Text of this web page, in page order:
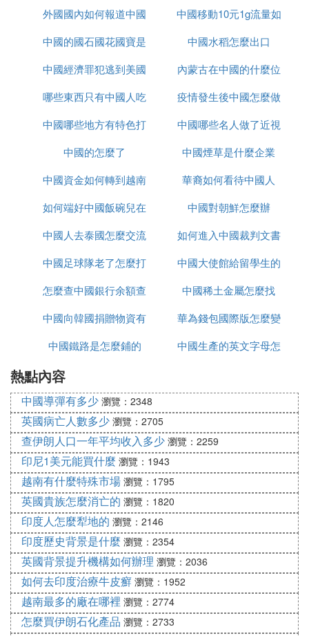
外國國內如何報道中國
疫情
中國移動10元1g流量如
何取消
中國的國石國花國寶是
什麼
中國水稻怎麼出口
中國經濟罪犯逃到美國
怎麼辦
內蒙古在中國的什麼位
置
哪些東西只有中國人吃
疫情發生後中國怎麼做
的
中國哪些地方有特色打
鼓
中國哪些名人做了近視
手術
中國的怎麼了
中國煙草是什麼企業
中國資金如何轉到越南
炒股
華裔如何看待中國人
如何端好中國飯碗兒在
線播放
中國對朝鮮怎麼辦
中國人去泰國怎麼交流
如何進入中國裁判文書
網官網
中國足球隊老了怎麼打
亞洲杯
中國大使館給留學生的
健康包有什麼
怎麼查中國銀行余額查
詢
中國稀土金屬怎麼找
中國向韓國捐贈物資有
哪些
華為錢包國際版怎麼變
為中國版
中國鐵路是怎麼鋪的
中國生產的英文字母怎
熱點內容
中國導彈有多少 瀏覽：2348
英國病亡人數多少 瀏覽：2705
查伊朗人口一年平均收入多少 瀏覽：2259
印尼1美元能買什麼 瀏覽：1943
越南有什麼特殊市場 瀏覽：1795
英國貴族怎麼消亡的 瀏覽：1820
印度人怎麼犁地的 瀏覽：2146
印度歷史背景是什麼 瀏覽：2354
英國背景提升機構如何辦理 瀏覽：2036
如何去印度治療牛皮癬 瀏覽：1952
越南最多的廠在哪裡 瀏覽：2774
怎麼買伊朗石化產品 瀏覽：2733